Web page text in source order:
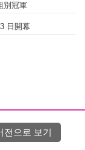
別冠軍
日開幕
전으로 보기